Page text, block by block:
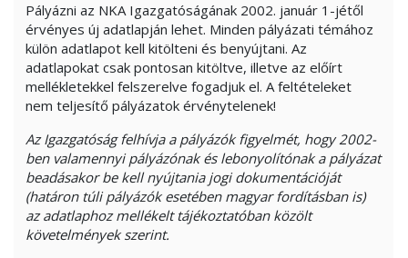
Pályázni az NKA Igazgatóságának 2002. január 1-jétől
érvényes új adatlapján lehet. Minden pályázati témához
külön adatlapot kell kitölteni és benyújtani. Az
adatlapokat csak pontosan kitöltve, illetve az előírt
mellékletekkel felszerelve fogadjuk el. A feltételeket
nem teljesítő pályázatok érvénytelenek!
Az Igazgatóság felhívja a pályázók figyelmét, hogy 2002-
ben valamennyi pályázónak és lebonyolítónak a pályázat
beadásakor be kell nyújtania jogi dokumentációját
(határon túli pályázók esetében magyar fordításban is)
az adatlaphoz mellékelt tájékoztatóban közölt
követelmények szerint.